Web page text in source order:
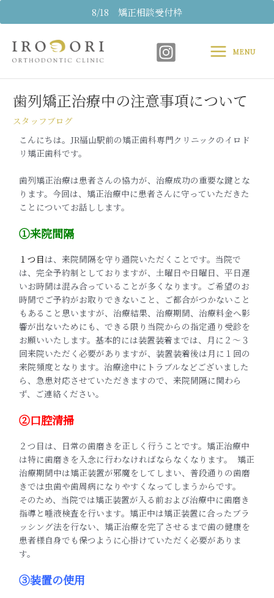
8/18 矯正相談受付枠
容
MenuMENU
歯列矯正治療中の注意事項について
スタッフブログ
こんにちは。JR福山駅前の矯正歯科専門クリニックのイロド
リ矯正歯科です。
歯列矯正治療は患者さんの協力が、治療成功の重要な鍵とな
ります。今回は、矯正治療中に患者さんに守っていただきた
ことについてお話しします。
①来院間隔
１つ目は、来院間隔を守り通院いただくことです。当院で
は、完全予約制としておりますが、土曜日や日曜日、平日遅
いお時間は混み合っていることが多くなります。ご希望のお
時間でご予約がお取りできないこと、ご都合がつかないこと
もあること思いますが、治療結果、治療期間、治療料金へ影
響が出ないためにも、できる限り当院からの指定通り受診を
お願いいたします。基本的には装置装着までは、月に２〜３
回来院いただく必要がありますが、装置装着後は月に１回の
来院頻度となります。治療途中にトラブルなどございました
ら、急患対応させていただきますので、来院間隔に関わら
ず、ご連絡ください。
②口腔清掃
２つ目は、日常の歯磨きを正しく行うことです。矯正治療中
は特に歯磨きを入念に行わなければならなくなります。 矯正
治療期間中は矯正装置が邪魔をしてしまい、普段通りの歯磨
きでは虫歯や歯周病になりやすくなってしまうからです。
そのため、当院では矯正装置が入る前および治療中に歯磨き
指導と唾液検査を行います。矯正中は矯正装置に合ったブラ
ッシング法を行ない、矯正治療を完了させるまで歯の健康を
患者様自身でも保つように心掛けていただく必要がありま
す。
③装置の使用